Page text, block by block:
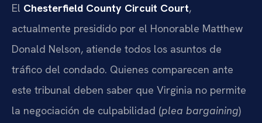
El Chesterfield County Circuit Court,
actualmente presidido por el Honorable Matthew
Donald Nelson, atiende todos los asuntos de
tráfico del condado. Quienes comparecen ante
este tribunal deben saber que Virginia no permite
la negociación de culpabilidad (plea bargaining)